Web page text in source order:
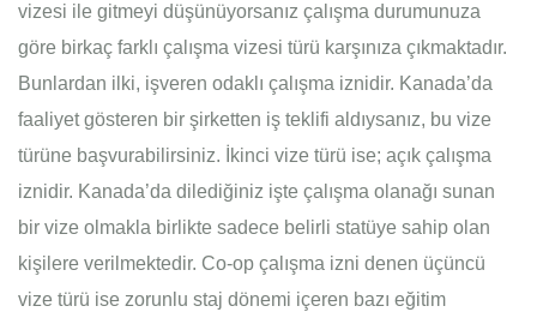
vizesi ile gitmeyi düşünüyorsanız çalışma durumunuza
göre birkaç farklı çalışma vizesi türü karşınıza çıkmaktadır.
Bunlardan ilki, işveren odaklı çalışma iznidir. Kanada’da
faaliyet gösteren bir şirketten iş teklifi aldıysanız, bu vize
türüne başvurabilirsiniz. İkinci vize türü ise; açık çalışma
iznidir. Kanada’da dilediğiniz işte çalışma olanağı sunan
bir vize olmakla birlikte sadece belirli statüye sahip olan
kişilere verilmektedir. Co-op çalışma izni denen üçüncü
vize türü ise zorunlu staj dönemi içeren bazı eğitim